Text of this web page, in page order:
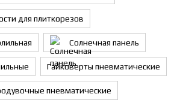
для плиткорезов
Солнечная панель
Гайковерты пневматические
пневматические